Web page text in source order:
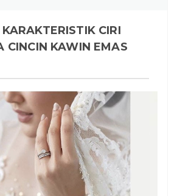
CIRI
CINCIN KAWIN EMAS